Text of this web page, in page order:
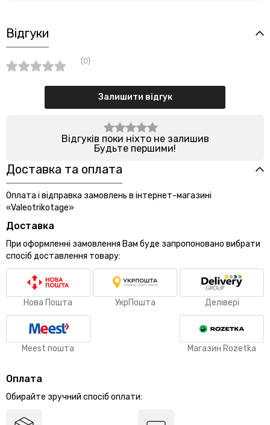
Відгуки
(0)
Залишити відгук
Відгуків поки ніхто не залишив
Будьте першими!
Доставка та оплата
Оплата і відправка замовлень в інтернет-магазині
«Valeotrikotage»
Доставка
При оформленні замовлення Вам буде запропоновано вибрати
спосіб доставлення товару:
Нова Пошта УкрПошта Делівері
Meest пошта Магазин Rozetka
Оплата
Обирайте зручний спосіб оплати: